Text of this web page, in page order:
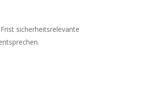
sicherheitsrelevante